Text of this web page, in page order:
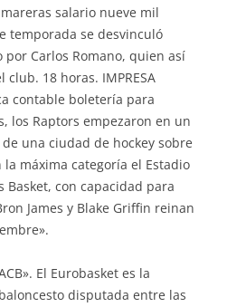
salario nueve mil
temporada se desvinculó
por Carlos Romano, quien así
18 horas. IMPRESA
contable boletería para
los Raptors empezaron en un
una ciudad de hockey sobre
máxima categoría el Estadio
Basket, con capacidad para
James y Blake Griffin reinan
El Eurobasket es la
disputada entre las